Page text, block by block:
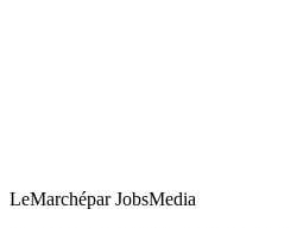
LeMarchépar JobsMedia